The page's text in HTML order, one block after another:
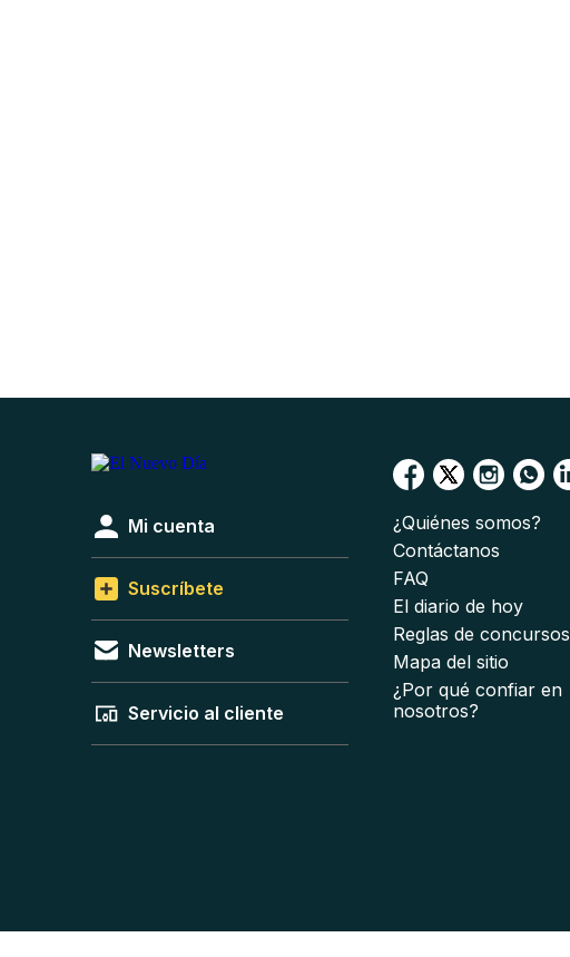
Mi cuenta
Suscríbete
Newsletters
Servicio al cliente
¿Quiénes somos?
Contáctanos
FAQ
El diario de hoy
Reglas de concursos
Mapa del sitio
¿Por qué confiar en
nosotros?